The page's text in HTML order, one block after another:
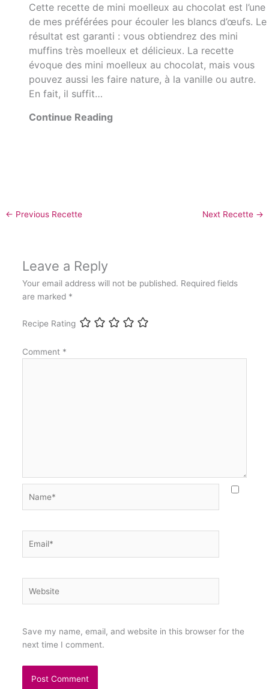
Cette recette de mini moelleux au chocolat est l’une
de mes préférées pour écouler les blancs d’œufs. Le
résultat est garanti : vous obtiendrez des mini
muffins très moelleux et délicieux. La recette
évoque des mini moelleux au chocolat, mais vous
pouvez aussi les faire nature, à la vanille ou autre.
En fait, il suffit…
Continue Reading
← Previous Recette Next Recette →
Leave a Reply
Your email address will not be published. Required fields
are marked *
Recipe Rating
Comment *
Save my name, email, and website in this browser for the
next time I comment.